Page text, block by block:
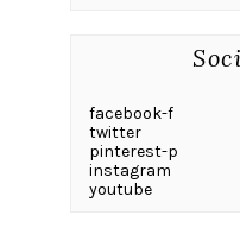
facebook-f
twitter
pinterest-p
instagram
youtube